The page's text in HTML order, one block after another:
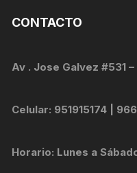
CONTACTO
Av . Jose Galvez #531
Celular: 951915174 |
Horario: Lunes a